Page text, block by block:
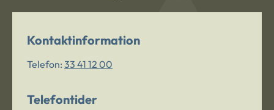
Kontaktinformation
Telefon: 33 41 12 00
Telefontider